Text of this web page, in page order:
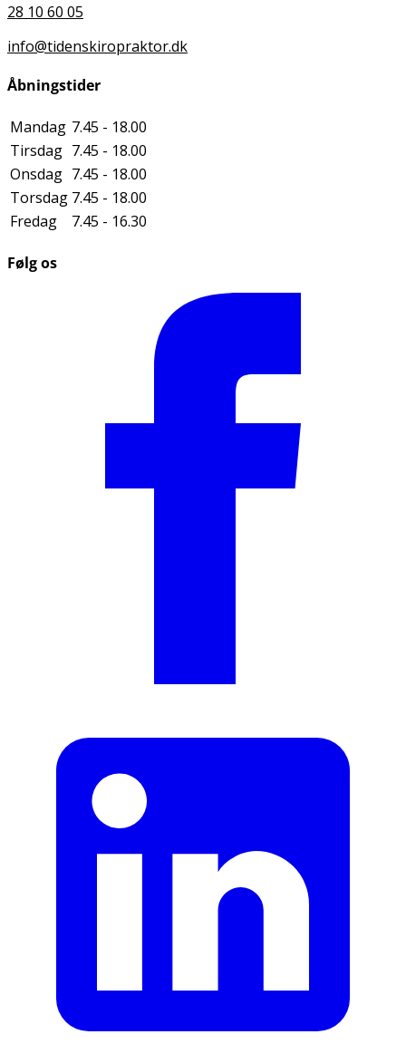
28 10 60 05
info@tidenskiropraktor.dk
Åbningstider
Mandag 7.45 - 18.00
Tirsdag 7.45 - 18.00
Onsdag 7.45 - 18.00
Torsdag 7.45 - 18.00
Fredag
7.45 - 16.30
Følg os